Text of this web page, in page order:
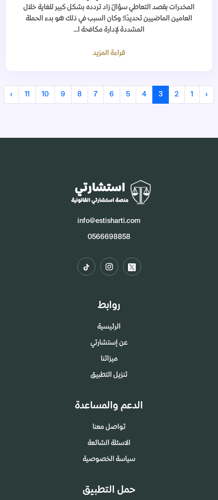
المخدرات بقصد التعاطي سؤالٌ زاد تردده بشكل كبير للغاية خلال
العامين الماضيين تحديدًا؛ وكان السبب في ذلك هو بدء الحملة
المشددة لإدارة مكافحة ا...
قراءة المزيد
‹
1
2
3
4
5
6
7
8
9
10
11
›
info@estisharti.com
0566698858
روابط
الرئيسية
عن إستشارتي
ميزاتنا
تنزيل التطبيق
الدعم والمساعدة
تواصل معنا
الاسئلة الشائعة
سياسة الخصوصية
حمل التطبيق